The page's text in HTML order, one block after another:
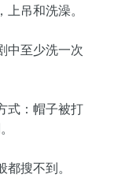
吊和洗澡。
至少洗一次
：帽子被打
搜不到。